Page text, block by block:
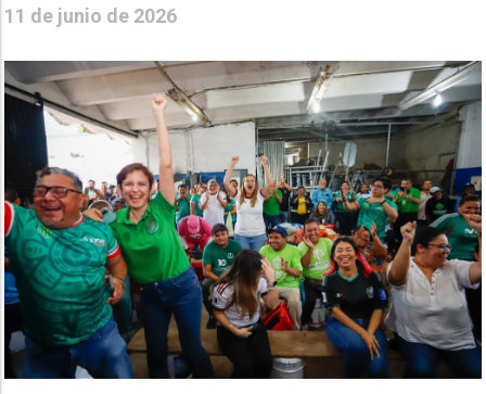
11 de junio de 2026